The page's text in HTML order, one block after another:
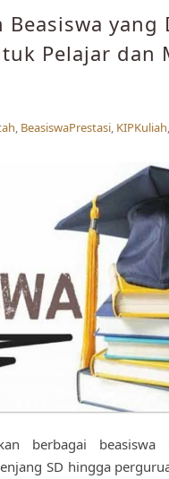
Beasiswa yang
Pelajar dan
, BeasiswaPrestasi, KIPKuliah,
berbagai
SD hingga